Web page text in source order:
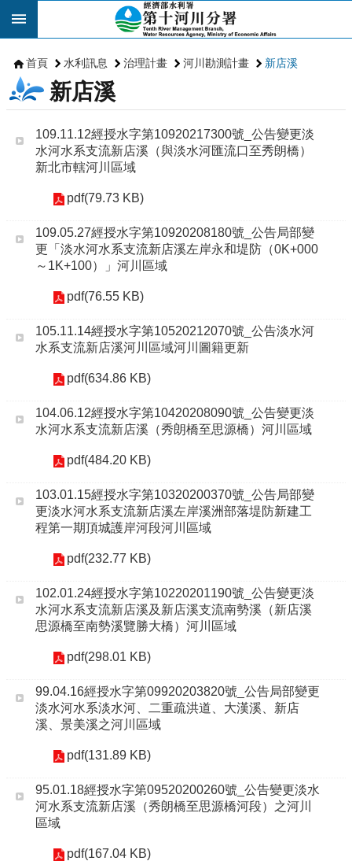
跳到主要內容區塊
首頁 水利訊息 治理計畫 河川勘測計畫 新店溪
新店溪
109.11.12經授水字第10920217300號_公告變更淡
水河水系支流新店溪（與淡水河匯流口至秀朗橋）
新北市轄河川區域
pdf(79.73 KB)
109.05.27經授水字第10920208180號_公告局部變
更「淡水河水系支流新店溪左岸永和堤防（0K+000
～1K+100）」河川區域
pdf(76.55 KB)
105.11.14經授水字第10520212070號_公告淡水河
水系支流新店溪河川區域河川圖籍更新
pdf(634.86 KB)
104.06.12經授水字第10420208090號_公告變更淡
水河水系支流新店溪（秀朗橋至思源橋）河川區域
pdf(484.20 KB)
103.01.15經授水字第10320200370號_公告局部變
更淡水河水系支流新店溪左岸溪洲部落堤防新建工
程第一期頂城護岸河段河川區域
pdf(232.77 KB)
102.01.24經授水字第10220201190號_公告變更淡
水河水系支流新店溪及新店溪支流南勢溪（新店溪
思源橋至南勢溪覽勝大橋）河川區域
pdf(298.01 KB)
99.04.16經授水字第09920203820號_公告局部變更
淡水河水系淡水河、二重疏洪道、大漢溪、新店
溪、景美溪之河川區域
pdf(131.89 KB)
95.01.18經授水字第09520200260號_公告變更淡水
河水系支流新店溪（秀朗橋至思源橋河段）之河川
區域
pdf(167.04 KB)